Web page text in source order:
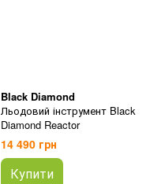
Black Diamond
Льодовий інструмент Black
Diamond Reactor
14 490 грн
Купити